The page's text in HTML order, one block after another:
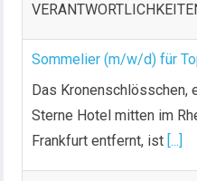
Sommelier (m/w/d) für
Das Kronenschlösschen,
Sterne Hotel mitten im
Frankfurt entfernt, ist [...]